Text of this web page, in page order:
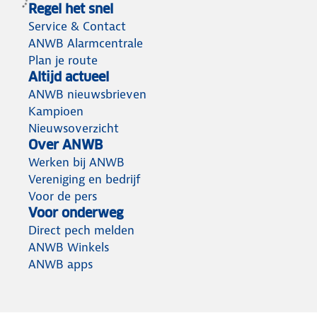
Regel het snel
Service & Contact
ANWB Alarmcentrale
Plan je route
Altijd actueel
ANWB nieuwsbrieven
Kampioen
Nieuwsoverzicht
Over ANWB
Werken bij ANWB
Vereniging en bedrijf
Voor de pers
Voor onderweg
Direct pech melden
ANWB Winkels
ANWB apps